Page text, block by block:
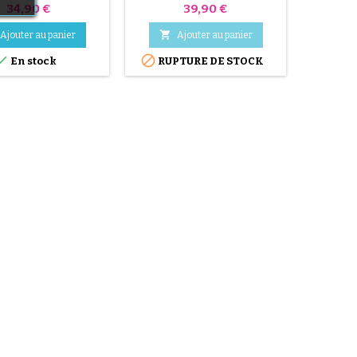
Prix
34,90 €
Ajouter au panier
En stock
Prix
39,90 €
 Ajouter au panier
 RUPTURE DE STOCK